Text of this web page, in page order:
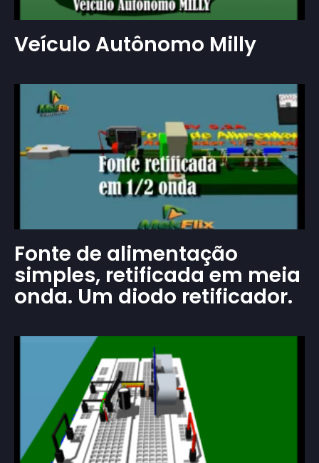
Veículo Autônomo Milly
Fonte de alimentação
simples, retificada em meia
onda. Um diodo retificador.